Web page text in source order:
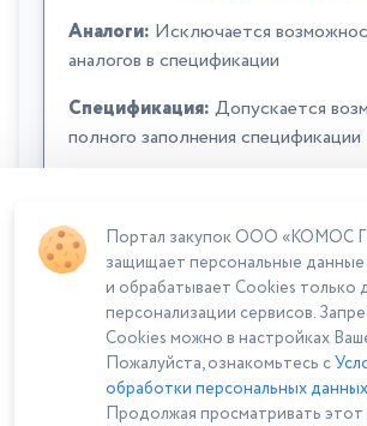
Аналоги: Исключается
аналогов в спецификации
Спецификация: Допускается
полного заполнения спецификации
Сумма лота: 193 250,00 ₽
Портал закупок ООО «КОМОС
защищает персональные данные
и обрабатывает Cookies только
персонализации сервисов.
Cookies можно в настройках
Пожалуйста, ознакомьтесь с
обработки персональных
Продолжая просматривать этот